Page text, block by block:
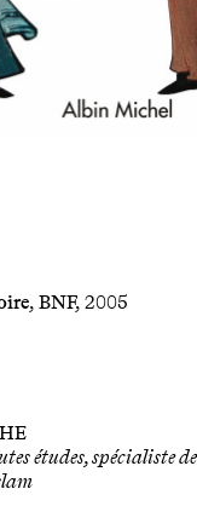
, BNF, 2005
études, spécialiste de